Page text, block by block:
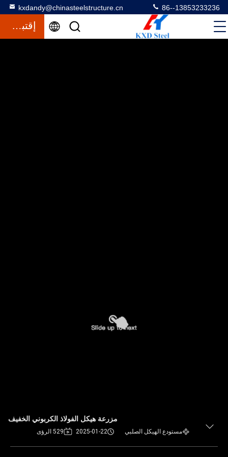
kxdandy@chinasteelstructure.cn 86--13853233236
إقتباس
مزرعة هيكل الفولاذ الكربوني الخفيف
مستودع الهيكل الصلبي 2025-01-22 529 الرؤى